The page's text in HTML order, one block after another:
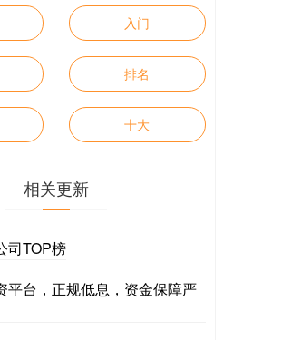
入门
排名
十大
相关更新
司TOP榜
平台，正规低息，资金保障严